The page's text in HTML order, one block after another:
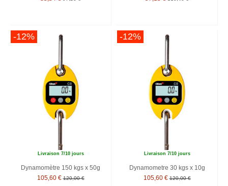
-12%
Livraison 7/10 jours
Dynamomètre 150 kgs x 50g
105,60 € 120,00 €
-12%
Livraison 7/10 jours
Dynamometre 30 kgs x 10g
105,60 € 120,00 €